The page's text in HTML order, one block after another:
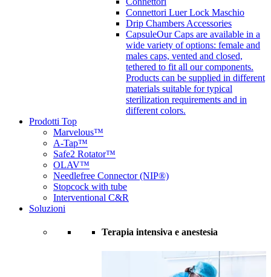
Connettori Luer Lock Maschio
Drip Chambers Accessories
CapsuleOur Caps are available in a
wide variety of options: female and
males caps, vented and closed,
tethered to fit all our components.
Products can be supplied in different
materials suitable for typical
sterilization requirements and in
different colors.
Prodotti Top
Marvelous™
A-Tap™
Safe2 Rotator™
OLAV™
Needlefree Connector (NIP®)
Stopcock with tube
Interventional C&R
Soluzioni
Terapia intensiva e anestesia